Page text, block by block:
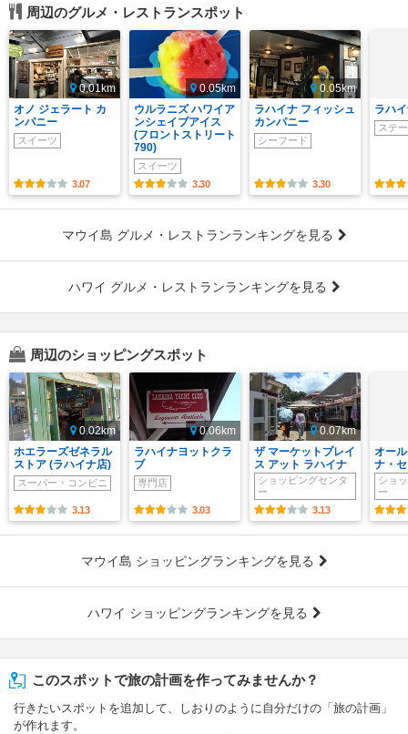
周辺のグルメ・レストランスポット
0.01km
オノ ジェラート カ
ンパニー
スイーツ
3.07
0.05km
ウルラニズ ハワイア
ンシェイブアイス
(フロントストリート
790)
スイーツ
3.30
0.05km
ラハイナ フィッシュ
カンパニー
シーフード
3.30
ラハ
ステ
マウイ島 グルメ・レストランランキングを見る
ハワイ グルメ・レストランランキングを見る
周辺のショッピングスポット
0.02km
ホエラーズゼネラル
ストア (ラハイナ店)
スーパー・コンビニ
3.13
0.06km
ラハイナヨットクラ
ブ
専門店
3.03
0.07km
ザ マーケットプレイ
ス アット ラハイナ
ショッピングセンタ
ー
3.13
オー
ナ・
ショ
ー
マウイ島 ショッピングランキングを見る
ハワイ ショッピングランキングを見る
このスポットで旅の計画を作ってみませんか？
行きたいスポットを追加して、しおりのように自分だけの「旅の計画」
が作れます。